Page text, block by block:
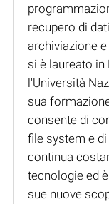
recupero di
archiviazione
si è laureato
l'Università
sua
consente di
file system e
continua
tecnologie ed
sue nuove